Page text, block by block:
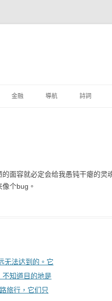
金融
境外銀行
導航 詩詞
面容就必定会给我愚钝干瘪的灵
个bug。
无法达到的。它
不知道目的地是
旅行，它们只